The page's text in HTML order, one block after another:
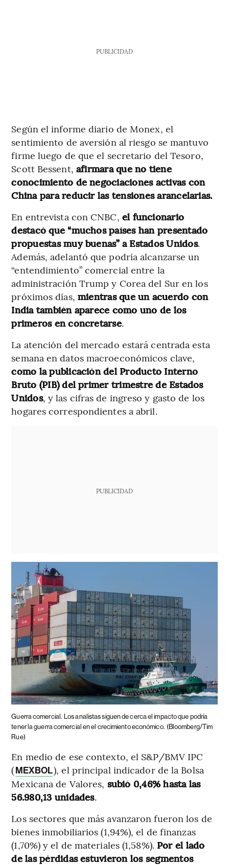
PUBLICIDAD
Según el informe diario de Monex, el
sentimiento de aversión al riesgo se mantuvo
firme luego de que el secretario del Tesoro,
Scott Bessent, afirmara que no tiene
conocimiento de negociaciones activas con
China para reducir las tensiones arancelarias.
En entrevista con CNBC, el funcionario
destacó que “muchos países han presentado
propuestas muy buenas” a Estados Unidos.
Además, adelantó que podría alcanzarse un
“entendimiento” comercial entre la
administración Trump y Corea del Sur en los
próximos días, mientras que un acuerdo con
India también aparece como uno de los
primeros en concretarse.
La atención del mercado estará centrada esta
semana en datos macroeconómicos clave,
como la publicación del Producto Interno
Bruto (PIB) del primer trimestre de Estados
Unidos, y las cifras de ingreso y gasto de los
hogares correspondientes a abril.
PUBLICIDAD
Guerra comercial. Los analistas siguen de cerca el impacto que podría
tener la guerra comercial en el crecimiento económico. (Bloomberg/Tim
Rue)
En medio de ese contexto, el S&P/BMV IPC
(MEXBOL), el principal indicador de la Bolsa
Mexicana de Valores, subió 0,46% hasta las
56.980,13 unidades.
Los sectores que más avanzaron fueron los de
bienes inmobiliarios (1,94%), el de finanzas
(1,70%) y el de materiales (1,58%). Por el lado
de las pérdidas estuvieron los segmentos